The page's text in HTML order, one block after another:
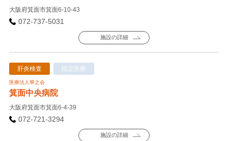
大阪府箕面市箕面6-10-43
072-737-5031
施設の詳細
肝炎検査 指定医療
医療法人華之会
箕面中央病院
大阪府箕面市箕面6-4-39
072-721-3294
施設の詳細